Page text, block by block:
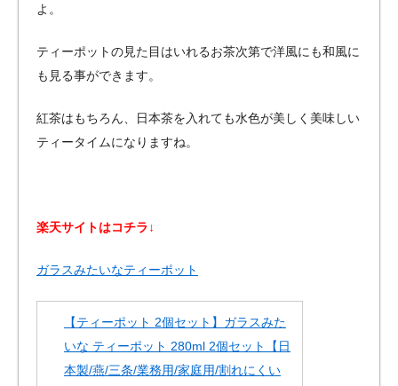
よ。
ティーポットの見た目はいれるお茶次第で洋風にも和風に
も見る事ができます。
紅茶はもちろん、日本茶を入れても水色が美しく美味しい
ティータイムになりますね。
楽天サイトはコチラ↓
ガラスみたいなティーポット
【ティーポット 2個セット】ガラスみた
いな ティーポット 280ml 2個セット【日
本製/燕/三条/業務用/家庭用/割れにくい